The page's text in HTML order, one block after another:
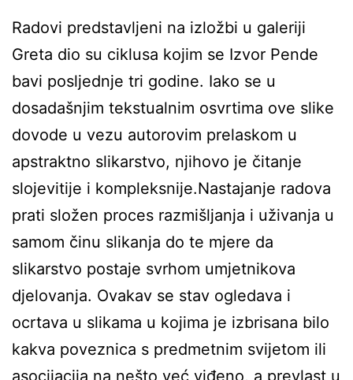
Radovi predstavljeni na izložbi u galeriji
Greta dio su ciklusa kojim se Izvor Pende
bavi posljednje tri godine. Iako se u
dosadašnjim tekstualnim osvrtima ove slike
dovode u vezu autorovim prelaskom u
apstraktno slikarstvo, njihovo je čitanje
slojevitije i kompleksnije.Nastajanje radova
prati složen proces razmišljanja i uživanja u
samom činu slikanja do te mjere da
slikarstvo postaje svrhom umjetnikova
djelovanja. Ovakav se stav ogledava i
ocrtava u slikama u kojima je izbrisana bilo
kakva poveznica s predmetnim svijetom ili
asocijacija na nešto već viđeno, a prevlast u